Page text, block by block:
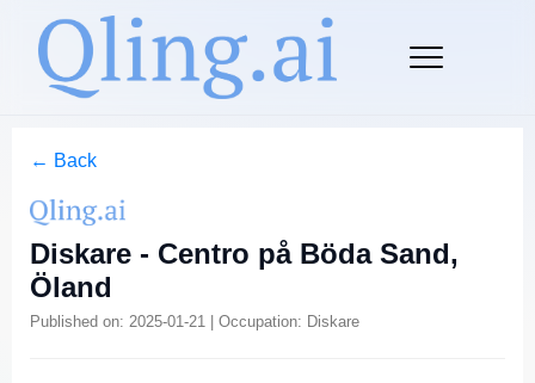
← Back
Diskare - Centro på Böda Sand,
Öland
Published on: 2025-01-21 | Occupation: Diskare